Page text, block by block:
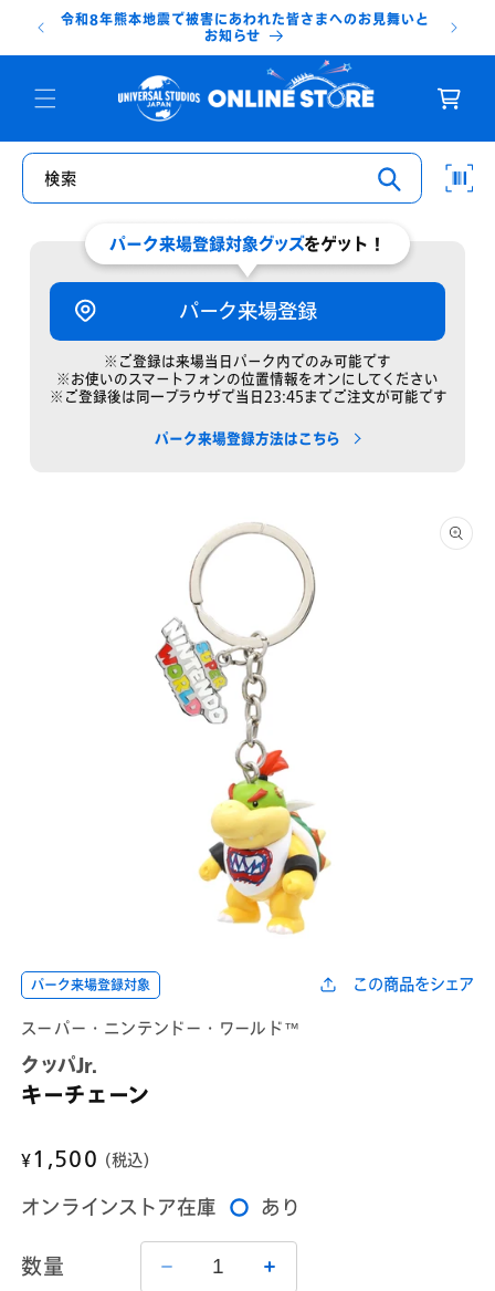
ンツに令和8年熊本地震で被害にあわれた皆さまへのお見舞いと
お知らせ
検索
ー
パーク来場登録対象グッズをゲット！
パーク来場登録
※ご登録は来場当日パーク内でのみ可能です
※お使いのスマートフォンの位置情報をオンにしてください
※ご登録後は同一ブラウザで当日23:45までご注文が可能です
パーク来場登録方法はこちら
ー
ダ
で
メ
デ
ィ
を
パーク来場登録対象 この商品をシェア
スーパー・ニンテンドー・ワールド™
クッパJr.
キーチェーン
通
価
¥1,500 (税込)
オンラインストア在庫 あり
数量
キ